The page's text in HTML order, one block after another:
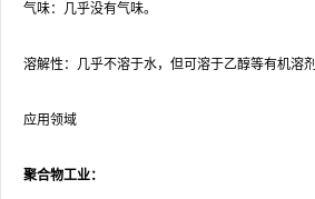
气味：几乎没有气味。
溶解性：几乎不溶于水，但可溶于乙醇等有机溶剂
应用领域
聚合物工业：